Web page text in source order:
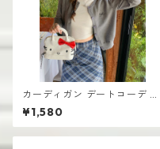
カーディガン デートコーデ シ
ョート丈 レディース 前開きデ
ザイン 韓国風 高見え
¥1,580